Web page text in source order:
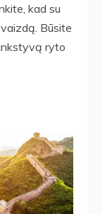
kad su
Būsite
ryto